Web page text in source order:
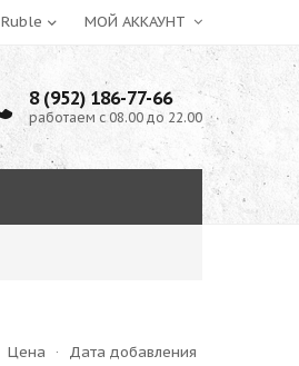
МОЙ АККАУНТ
8 (952) 186-77-66
работаем с 08.00 до 22.00
Цена · Дата добавления